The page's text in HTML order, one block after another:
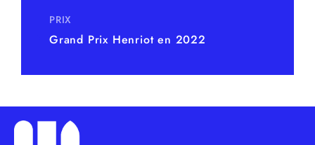
PRIX
Grand Prix Henriot en 2022